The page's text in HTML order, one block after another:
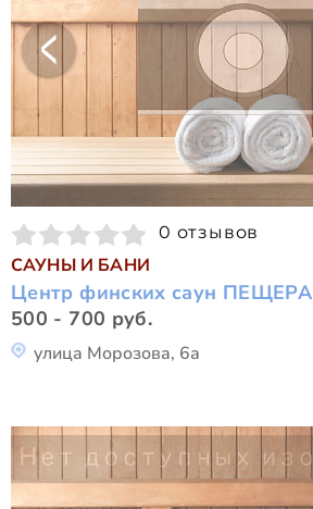
0 отзывов
САУНЫ И БАНИ
Центр финских саун ПЕЩЕРА
500 - 700 руб.
улица Морозова, 6а